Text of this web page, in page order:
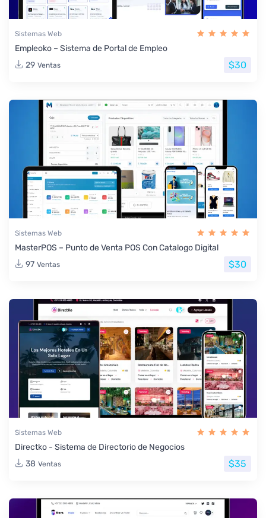
Sistemas Web
Empleoko – Sistema de Portal de Empleo
29 Ventas $30
Sistemas Web
MasterPOS – Punto de Venta POS Con Catalogo Digital
97 Ventas $30
Sistemas Web
Directko - Sistema de Directorio de Negocios
38 Ventas $35